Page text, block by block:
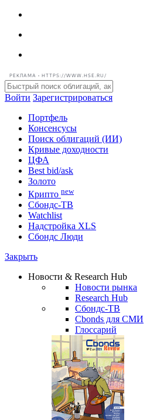
РЕКЛАМА • HTTPS://WWW.HSE.RU/
Войти Зарегистрироваться
Портфель
Консенсусы
Поиск облигаций (ИИ)
Кривые доходности
ЦФА
Best bid/ask
Золото
Криптоnew
Сбондс-ТВ
Надстройка XLS
Сбондс Люди
Новости & Research Hub
Новости рынка
Research Hub
Сбондс-ТВ
Cbonds для СМИ
Глоссарий